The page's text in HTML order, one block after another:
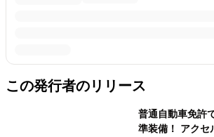
この発行者のリリース
普通自動車免許
準装備！ アクセ